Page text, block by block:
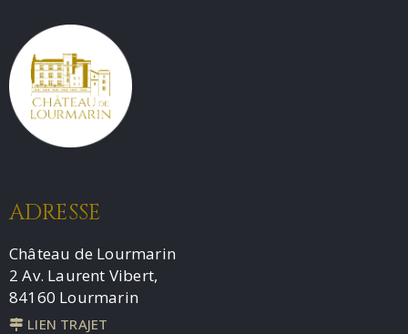
ADRESSE
Château de Lourmarin
2 Av. Laurent Vibert,
84160 Lourmarin
LIEN TRAJET